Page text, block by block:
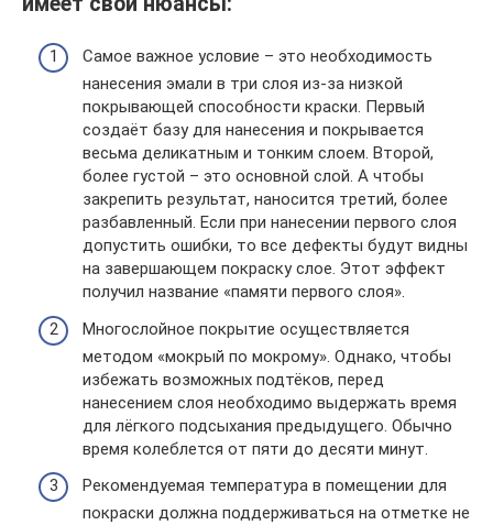
Самое важное условие – это необходимость
нанесения эмали в три слоя из-за низкой
покрывающей способности краски. Первый
создаёт базу для нанесения и покрывается
весьма деликатным и тонким слоем. Второй,
более густой – это основной слой. А чтобы
закрепить результат, наносится третий, более
разбавленный. Если при нанесении первого слоя
допустить ошибки, то все дефекты будут видны
на завершающем покраску слое. Этот эффект
получил название «памяти первого слоя».
Многослойное покрытие осуществляется
методом «мокрый по мокрому». Однако, чтобы
избежать возможных подтёков, перед
нанесением слоя необходимо выдержать время
для лёгкого подсыхания предыдущего. Обычно
время колеблется от пяти до десяти минут.
Рекомендуемая температура в помещении для
покраски должна поддерживаться на отметке не